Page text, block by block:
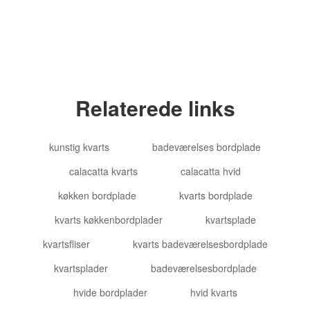
Relaterede links
kunstig kvarts
badeværelses bordplade
calacatta kvarts
calacatta hvid
køkken bordplade
kvarts bordplade
kvarts køkkenbordplader
kvartsplade
kvartsfliser
kvarts badeværelsesbordplade
kvartsplader
badeværelsesbordplade
hvide bordplader
hvid kvarts